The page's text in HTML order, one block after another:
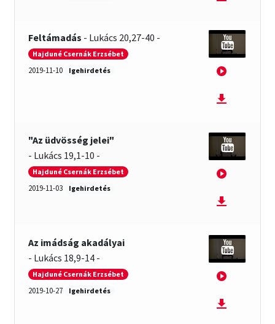
Feltámadás - Lukács 20,27-40 -
Hajduné Csernák Erzsébet
2019-11-10 Igehirdetés
"Az üdvösség jelei"
- Lukács 19,1-10 -
Hajduné Csernák Erzsébet
2019-11-03 Igehirdetés
Az imádság akadályai
- Lukács 18,9-14 -
Hajduné Csernák Erzsébet
2019-10-27 Igehirdetés